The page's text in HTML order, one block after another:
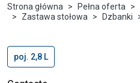
Strona główna Pełna oferta
Zastawa stołowa
Dzbanki
poj. 2,8 L